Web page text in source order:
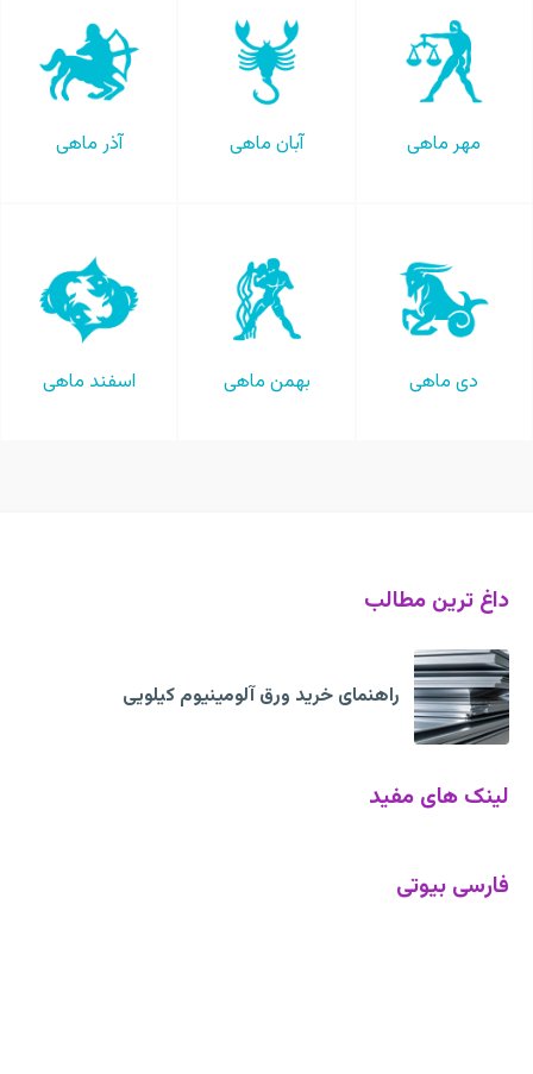
مهر ماهی آبان ماهی آذر ماهی
دی ماهی بهمن ماهی اسفند ماهی
داغ ترین مطالب
راهنمای خرید ورق آلومینیوم کیلویی
لینک های مفید
فارسی بیوتی